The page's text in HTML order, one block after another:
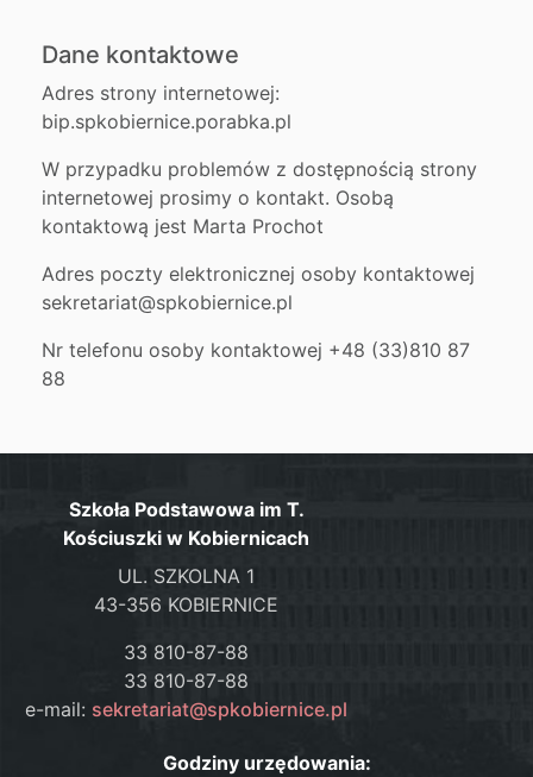
Dane kontaktowe
Adres strony internetowej:
bip.spkobiernice.porabka.pl
W przypadku problemów z dostępnością strony
internetowej prosimy o kontakt. Osobą
kontaktową jest Marta Prochot
Adres poczty elektronicznej osoby kontaktowej
sekretariat@spkobiernice.pl
Nr telefonu osoby kontaktowej +48 (33)810 87
88
Szkoła Podstawowa im T.
Kościuszki w Kobiernicach
UL. SZKOLNA 1
43-356 KOBIERNICE
33 810-87-88
33 810-87-88
e-mail: sekretariat@spkobiernice.pl
Godziny urzędowania: